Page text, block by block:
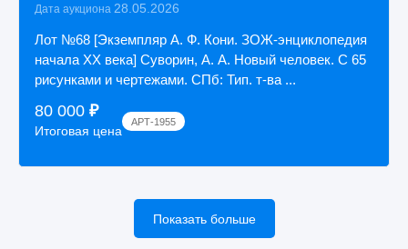
Дата аукциона 28.05.2026
Лот №68 [Экземпляр А. Ф. Кони. ЗОЖ-энциклопедия
начала ХХ века] Суворин, А. А. Новый человек. С 65
рисунками и чертежами. СПб: Тип. т-ва ...
80 000 ₽
Итоговая цена
АРТ-1955
Показать больше